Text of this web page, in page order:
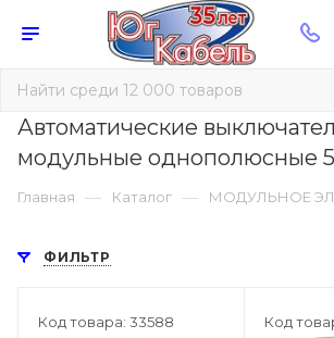
Автоматические
модульные однополюсные
Главная — Каталог — МОДУЛЬНОЕ
ФИЛЬТР
Код товара: 33588 Код